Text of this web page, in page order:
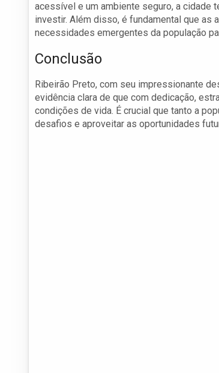
acessível e um ambiente seguro, a cidade
investir. Além disso, é fundamental que as
necessidades emergentes da população
Conclusão
Ribeirão Preto, com seu impressionante
evidência clara de que com dedicação,
condições de vida. É crucial que tanto a
desafios e aproveitar as oportunidades